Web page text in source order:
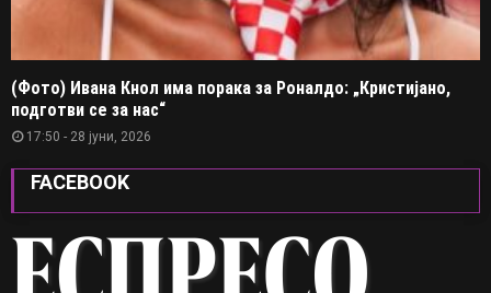
(Фото) Ивана Кнол има порака за Роналдо: „Кристијано,
подготви се за нас“
17:50 - 28 јуни, 2026
FACEBOOK